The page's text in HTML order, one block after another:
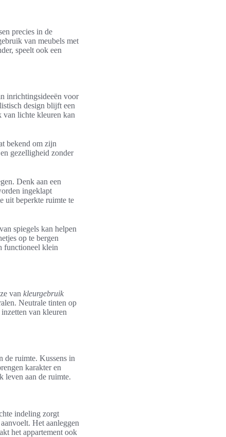
precies in de
van meubels met
speelt ook een
inrichtingsideeën voor
design blijft een
van lichte kleuren kan
bekend om zijn
gezelligheid zonder
Denk aan een
ingeklapt
uit beperkte ruimte te
spiegels kan helpen
op te bergen
functioneel klein
van kleurgebruik
Neutrale tinten op
van kleuren
de ruimte. Kussens in
karakter en
leven aan de ruimte.
indeling zorgt
Het aanleggen
het appartement ook